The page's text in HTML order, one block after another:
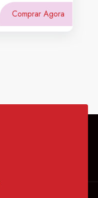
Comprar Agora